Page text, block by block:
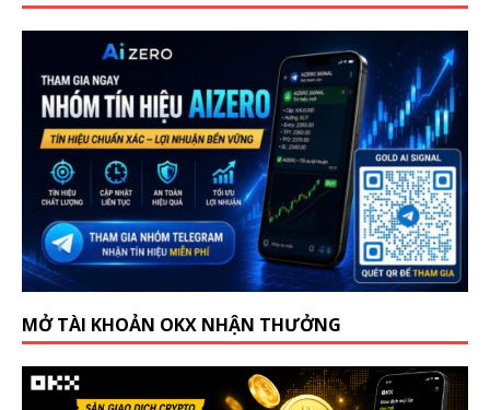
MỞ TÀI KHOẢN OKX NHẬN THƯỞNG